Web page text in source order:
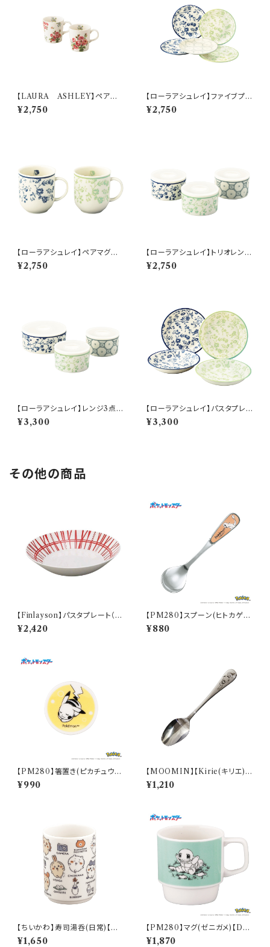
【LAURA ASHLEY】ペアマ
グセット【LA40】LA40-13
¥2,750
【ローラアシュレイ】ファイブプレ
ートセット【LA110】LA110-57
¥2,750
【ローラアシュレイ】ペアマグセッ
ト【LA110】LA110-13
¥2,750
【ローラアシュレイ】トリオレンジ
セット【LA110】LA110-82−S3
¥2,750
【ローラアシュレイ】レンジ3点セ
ット【LA110】LA110-82−3
¥3,300
【ローラアシュレイ】パスタプレ
ートセット【LA110】LA110-184
¥3,300
その他の商品
【Finlayson】パスタプレート（レ
ッド）【コロナ】
¥2,420
【PM280】スプーン(ヒトカゲ)
【Daily Sketch】PM282-850
¥880
【PM280】箸置き(ピカチュウ)
【Daily Sketch】PM284-402
¥990
【MOOMIN】【Kirie(キリエ)】
すくいやすいスプーンＳ（リトルミ
イ）【MM9000】MM9002-8
¥1,210
【ちいかわ】寿司湯呑(日常)【CK
W50】CKW51-327
¥1,650
【PM280】マグ(ゼニガメ)【Dail
y Sketch】PM283-11
¥1,870